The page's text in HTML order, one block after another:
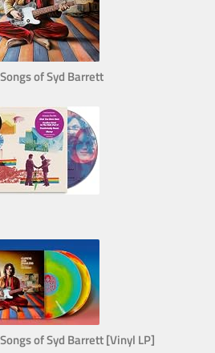
of Syd Barrett
of Syd Barrett [Vinyl LP]